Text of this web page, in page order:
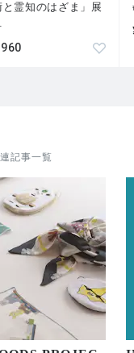
と霊知のはざま」展
記事一覧